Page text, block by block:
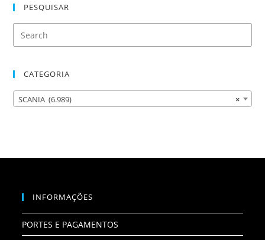
PESQUISAR
CATEGORIA
×
SCANIA (6.989)
INFORMAÇÕES
PORTES E PAGAMENTOS